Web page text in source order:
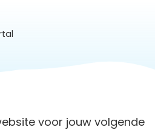
goed zijn. Op de
voor jouw volgende